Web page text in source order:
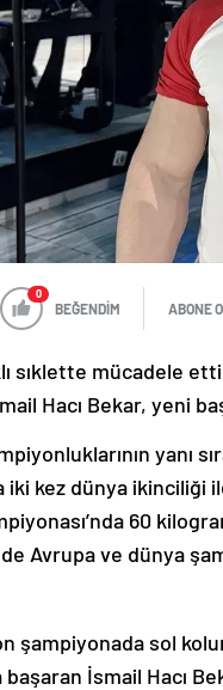
0
BEĞENDİM ABONE
sıklette mücadele
Hacı Bekar, yeni
yanı
iki kez dünya ikinciliği
60
Avrupa ve dünya
şampiyonada sol
İsmail Hacı